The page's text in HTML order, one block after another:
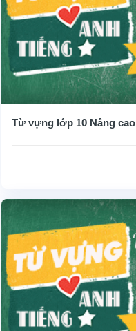
Từ vựng lớp 10 Nâng cao